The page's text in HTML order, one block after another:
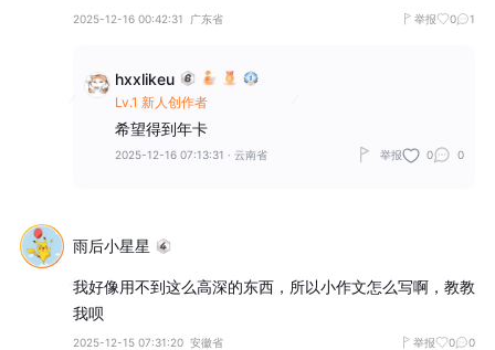
2025-12-16 00:42:31 广东省 举报 0 1
hxxlikeu
Lv.1 新人创作者
希望得到年卡
2025-12-16 07:13:31 · 云南省 举报 0 0
雨后小星星
我好像用不到这么高深的东西，所以小作文怎么写啊，教教
我呗
2025-12-15 07:31:20 安徽省 举报 0 0